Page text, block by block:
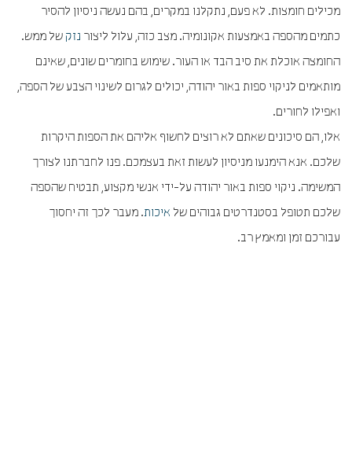
מכילים חומצות. לא פעם, נתקלנו במקרים, בהם נעשה ניסיון להסיר
כתמים מהספה באמצעות אקונומיה. מצב כזה, עלול ליצור נזק של ממש.
החומצה אוכלת את סיב הבד או העור. שימוש בחומרים שונים, שאינם
מותאמים לניקוי ספות באור יהודה, יכולים לגרום לשינוי הצבע של הספה,
ואפילו לחורים.
אלו, הם סיכונים שאתם לא רוצים לחשוף אליהם את הספות היקרות
שלכם. אנא הימנעו מניסיון לעשות זאת בעצמכם. פנו לחברתנו לצורך
המשימה. ניקוי ספות באור יהודה על-ידי אנשי מקצוע, תבטיח שהספה
שלכם תטופל בסטנדרטים גבוהים של איכות. מעבר לכך זה יחסוך
עבורכם זמן ומאמץ רב.